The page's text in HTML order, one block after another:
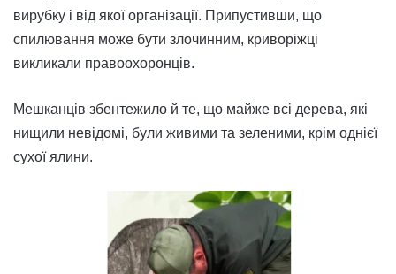
вирубку і від якої організації. Припустивши, що
спилювання може бути злочинним, криворіжці
викликали правоохоронців.
Мешканців збентежило й те, що майже всі дерева, які
нищили невідомі, були живими та зеленими, крім однієї
сухої ялини.